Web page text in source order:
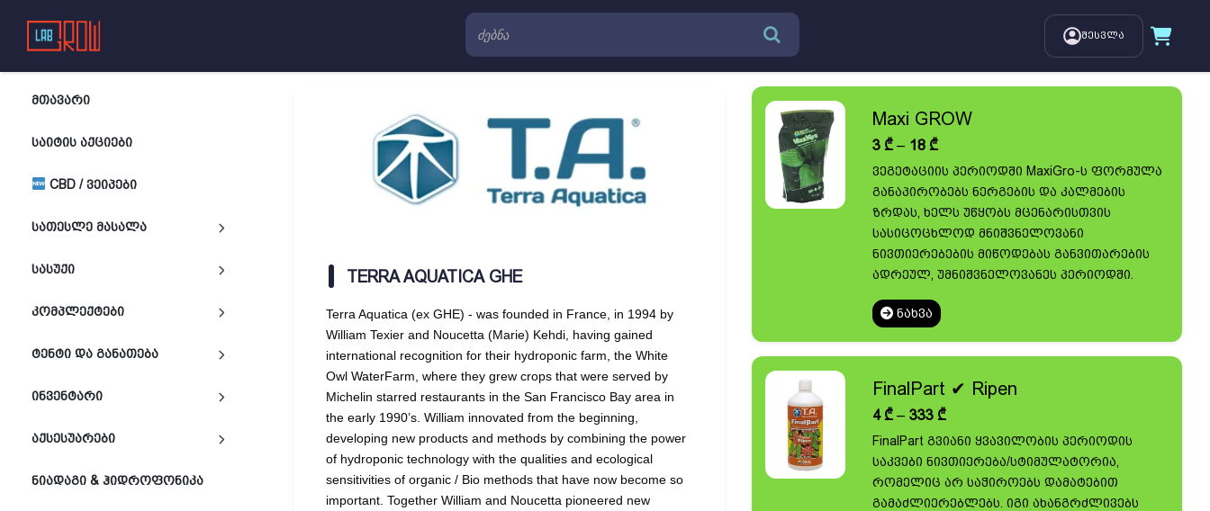
შესვლა
ᲛᲗᲐᲕᲐᲠᲘ
ᲡᲐᲘᲢᲘᲡ ᲐᲥᲪᲘᲔᲑᲘ
CBD / ᲕᲔᲘᲞᲔᲑᲘ
ᲡᲐᲗᲔᲡᲚᲔ ᲛᲐᲡᲐᲚᲐ
ᲡᲐᲡᲣᲥᲘ
ᲙᲝᲛᲞᲚᲔᲥᲢᲔᲑᲘ
ᲢᲔᲜᲢᲘ ᲓᲐ ᲒᲐᲜᲐᲗᲔᲑᲐ
ᲘᲜᲕᲔᲜᲢᲐᲠᲘ
ᲐᲥᲡᲔᲡᲣᲐᲠᲔᲑᲘ
ᲜᲘᲐᲓᲐᲒᲘ & ᲰᲘᲓᲠᲝᲤᲝᲜᲘᲙᲐ
TERRA AQUATICA GHE
Terra Aquatica (ex GHE) - was founded in France, in 1994 by
William Texier and Noucetta (Marie) Kehdi, having gained
international recognition for their hydroponic farm, the White
Owl WaterFarm, where they grew crops that were served by
Michelin starred restaurants in the San Francisco Bay area in
the early 1990’s. William innovated from the beginning,
developing new products and methods by combining the power
of hydroponic technology with the qualities and ecological
sensitivities of organic / Bio methods that have now become so
important. Together William and Noucetta pioneered new
Maxi GROW
3₾ – 18₾Price
3 ₾
through
18 ₾
ვეგეტაციის პერიოდში MaxiGro-ს ფორმულა
განაპირობებს ნერგების და კალმების
ზრდას, ხელს უწყობს მცენარისთვის
სასიცოცხლოდ მნიშვნელოვანი
ნივთიერებების მიწოდებას განვითარების
ადრეულ, უმნიშვნელოვანეს პერიოდში.
ᲜᲐᲮᲕᲐ
FinalPart ✔ Ripen
4₾ – 333₾Price
4 ₾
through
333 ₾
FinalPart გვიანი ყვავილობის პერიოდის
საკვები ნივთიერება/სტიმულატორია,
რომელიც არ საჭიროებს დამატებით
გამაძლიერებლებს. იგი ახანგრძლივებს